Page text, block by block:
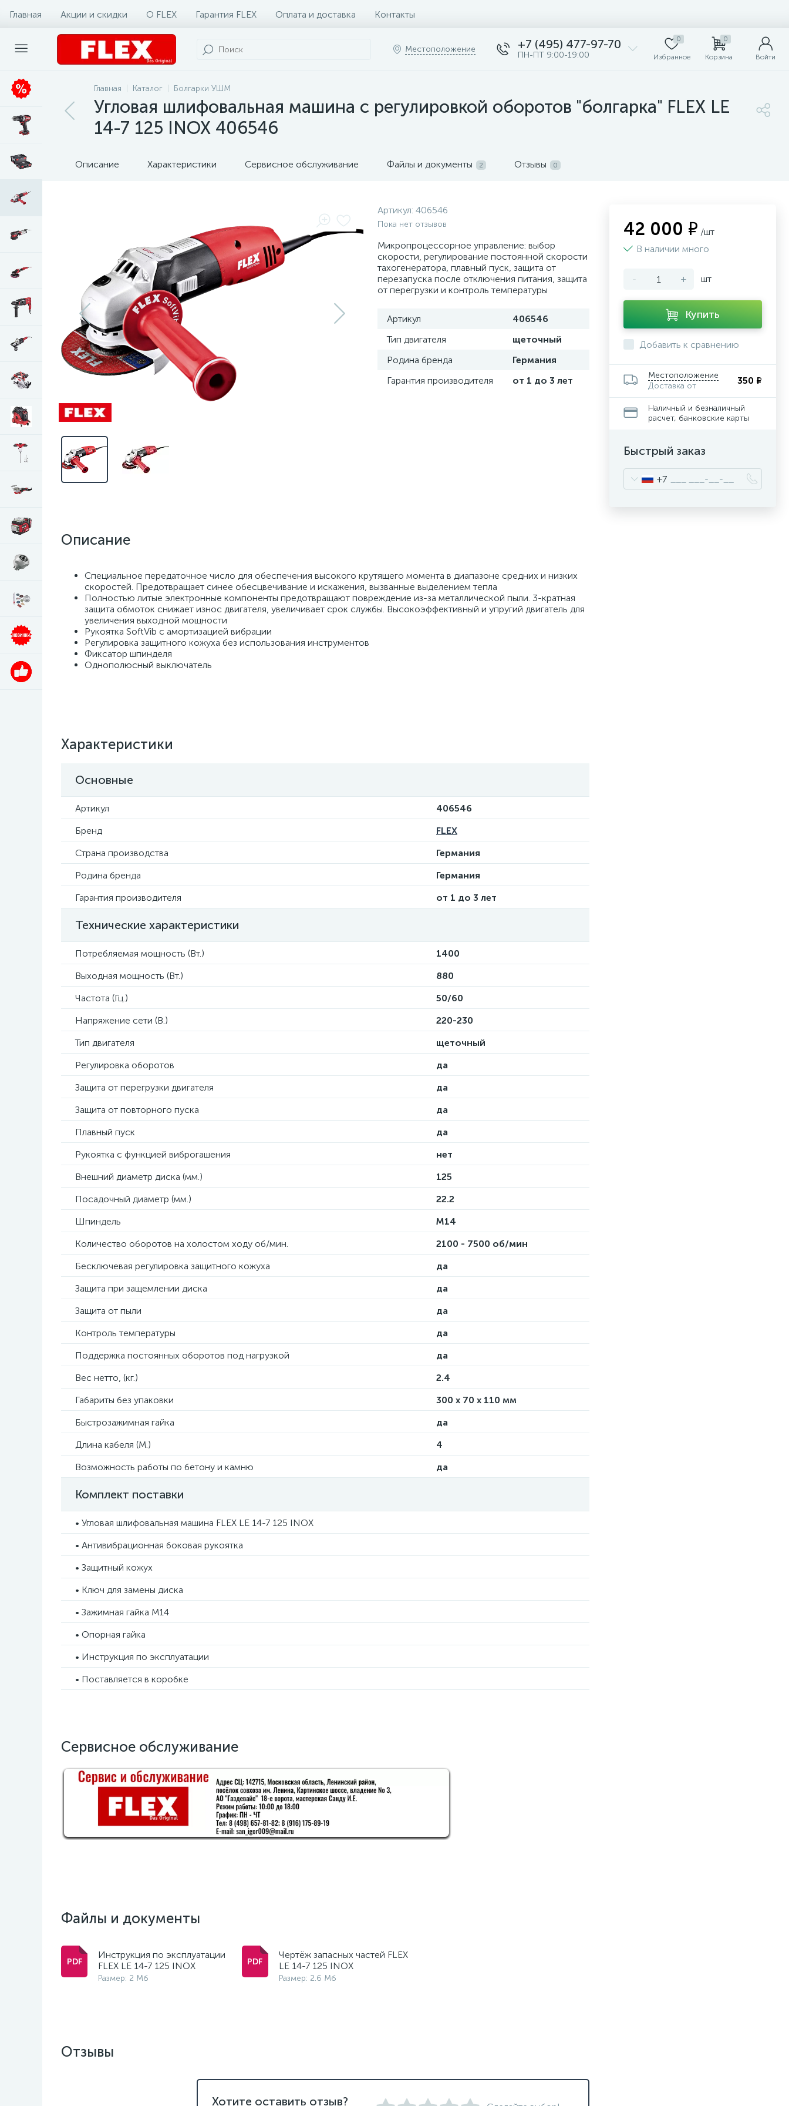
Главная Акции и скидки О FLEX Гарантия FLEX Оплата и доставка Контакты
Местоположение +7 (495) 477-97-70
ПН-ПТ 9:00-19:00
0
Избранное
0
Корзина Войти
Главная Каталог Болгарки УШМ
Угловая шлифовальная машина с регулировкой оборотов "болгарка" FLEX LE
14-7 125 INOX 406546
Описание Характеристики Сервисное обслуживание Файлы и документы 2 Отзывы 0
Артикул: 406546
Пока нет отзывов
Микропроцессорное управление: выбор
скорости, регулирование постоянной скорости
тахогенератора, плавный пуск, защита от
перезапуска после отключения питания, защита
от перегрузки и контроль температуры
Артикул
406546
Тип двигателя
щеточный
Родина бренда
Германия
Гарантия производителя
от 1 до 3 лет
Описание
Специальное передаточное число для обеспечения высокого крутящего момента в диапазоне средних и низких
скоростей. Предотвращает синее обесцвечивание и искажения, вызванные выделением тепла
Полностью литые электронные компоненты предотвращают повреждение из-за металлической пыли. 3-кратная
защита обмоток снижает износ двигателя, увеличивает срок службы. Высокоэффективный и упругий двигатель для
увеличения выходной мощности
Рукоятка SoftVib с амортизацией вибрации
Регулировка защитного кожуха без использования инструментов
Фиксатор шпинделя
Однополюсный выключатель
Характеристики
Основные
Артикул
406546
Бренд
FLEX
Страна производства
Германия
Родина бренда
Германия
Гарантия производителя
от 1 до 3 лет
Технические характеристики
Потребляемая мощность (Вт.)
1400
Выходная мощность (Вт.)
880
Частота (Гц.)
50/60
Напряжение сети (В.)
220-230
Тип двигателя
щеточный
Регулировка оборотов
да
Защита от перегрузки двигателя
да
Защита от повторного пуска
да
Плавный пуск
да
Рукоятка с функцией виброгашения
нет
Внешний диаметр диска (мм.)
125
Посадочный диаметр (мм.)
22.2
Шпиндель
M14
Количество оборотов на холостом ходу об/мин.
2100 - 7500 об/мин
Бесключевая регулировка защитного кожуха
да
Защита при защемлении диска
да
Защита от пыли
да
Контроль температуры
да
Поддержка постоянных оборотов под нагрузкой
да
Вес нетто, (кг.)
2.4
Габариты без упаковки
300 x 70 x 110 мм
Быстрозажимная гайка
да
Длина кабеля (М.)
4
Возможность работы по бетону и камню
да
Комплект поставки
• Угловая шлифовальная машина FLEX LE 14-7 125 INOX
• Антивибрационная боковая рукоятка
• Защитный кожух
• Ключ для замены диска
• Зажимная гайка М14
• Опорная гайка
• Инструкция по эксплуатации
• Поставляется в коробке
Сервисное обслуживание
Файлы и документы
Инструкция по эксплуатации
FLEX LE 14-7 125 INOX
Размер: 2 Мб
Чертёж запасных частей FLEX
LE 14-7 125 INOX
Размер: 2.6 Мб
42 000 ₽ /шт
В наличии много
- + шт
Купить
Добавить к сравнению
Местоположение
Доставка от
350 ₽
Наличный и безналичный
расчет, банковские карты
Быстрый заказ
+7
Отзывы
Хотите оставить отзыв?